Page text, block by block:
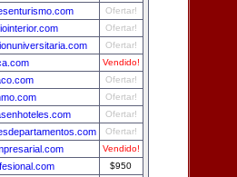
Ofertar!
Ofertar!
Ofertar!
Vendido!
Ofertar!
Ofertar!
Ofertar!
Ofertar!
Vendido!
$950